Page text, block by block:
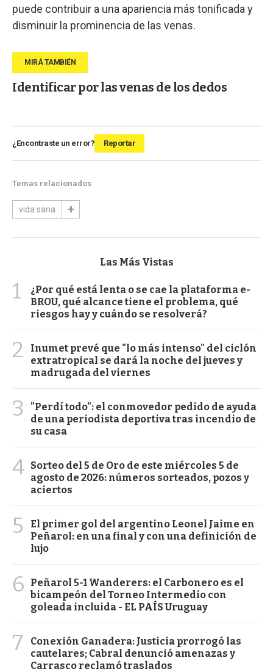
puede contribuir a una apariencia más tonificada y
disminuir la prominencia de las venas.
Identificar por las venas de los dedos
¿Encontraste un error? Reportar
Temas relacionados
vida sana
Las Más Vistas
1
¿Por qué está lenta o se cae la plataforma e-
BROU, qué alcance tiene el problema, qué
riesgos hay y cuándo se resolverá?
2
Inumet prevé que "lo más intenso" del ciclón
extratropical se dará la noche del jueves y
madrugada del viernes
3
"Perdí todo": el conmovedor pedido de ayuda
de una periodista deportiva tras incendio de
su casa
4 Sorteo del 5 de Oro de este miércoles 5 de
agosto de 2026: números sorteados, pozos y
aciertos
5
El primer gol del argentino Leonel Jaime en
Peñarol: en una final y con una definición de
lujo
6
Peñarol 5-1 Wanderers: el Carbonero es el
bicampeón del Torneo Intermedio con
goleada incluida - EL PAÍS Uruguay
7
Conexión Ganadera: Justicia prorrogó las
cautelares; Cabral denunció amenazas y
Carrasco reclamó traslados